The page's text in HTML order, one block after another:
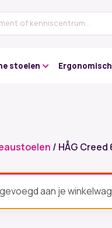
stoelen
/ HÅG Creed
aan je